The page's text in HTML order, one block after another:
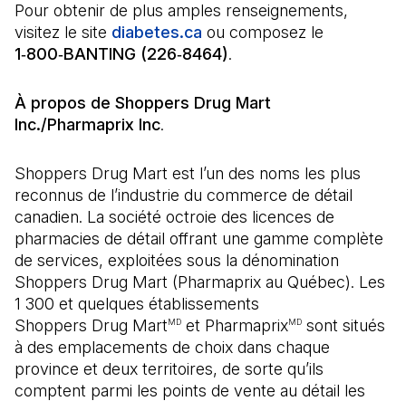
Pour obtenir de plus amples renseignements,
visitez le site diabetes.ca (Il s'ouvre dans un nouvel
ou composez le
1‑800‑BANTING (226‑8464).
À propos de Shoppers Drug Mart
Inc./Pharmaprix Inc.
Shoppers Drug Mart est l’un des noms les plus
reconnus de l’industrie du commerce de détail
canadien. La société octroie des licences de
pharmacies de détail offrant une gamme complète
de services, exploitées sous la dénomination
Shoppers Drug Mart (Pharmaprix au Québec). Les
1 300 et quelques établissements
Shoppers Drug MartMD et PharmaprixMD sont situés
à des emplacements de choix dans chaque
province et deux territoires, de sorte qu’ils
comptent parmi les points de vente au détail les